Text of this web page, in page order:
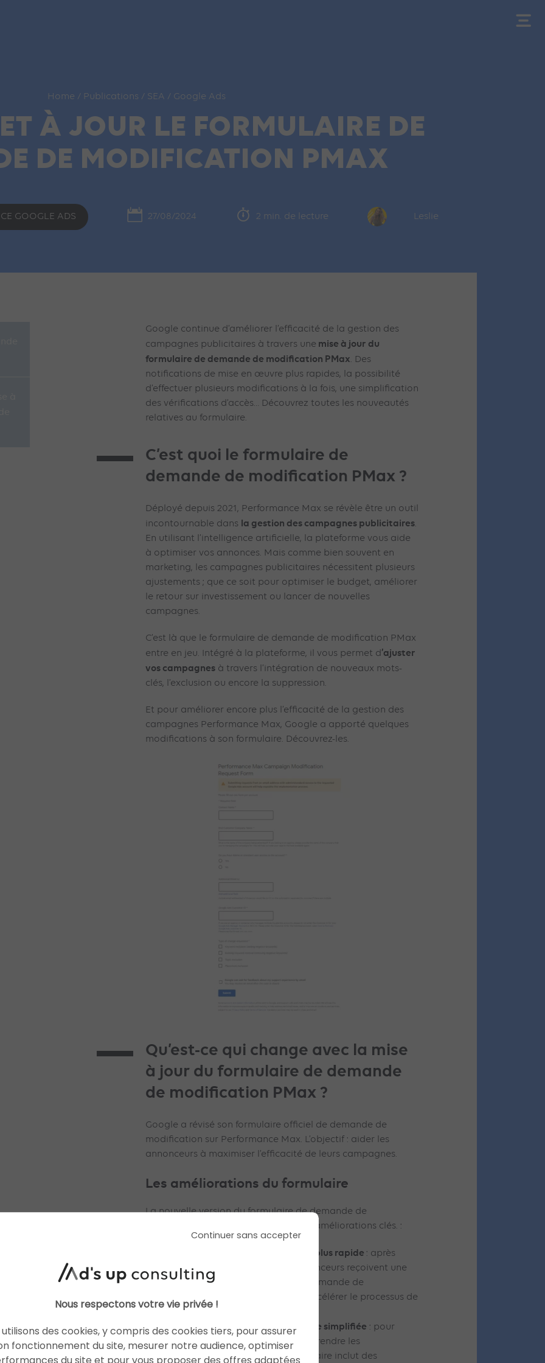
Home / Publications / SEA / Google Ads
À JOUR LE FORMULAIRE DE
DE MODIFICATION PMAX
GOOGLE ADS 27/08/2024 2 min. de lecture Leslie
Google continue d’améliorer l’efficacité de la gestion des
campagnes publicitaires à travers une mise à jour du
formulaire de demande de modification PMax. Des
notifications de mise en œuvre plus rapides, la possibilité
d’effectuer plusieurs modifications à la fois, une simplification
des vérifications d’accès… Découvrez toutes les nouveautés
relatives au formulaire.
C’est quoi le formulaire de
demande de modification PMax ?
Déployé depuis 2021, Performance Max se révèle être un outil
incontournable dans la gestion des campagnes publicitaires.
En utilisant l’intelligence artificielle, la plateforme vous aide
à optimiser vos annonces. Mais comme bien souvent en
marketing, les campagnes publicitaires nécessitent plusieurs
ajustements ; que ce soit pour optimiser le budget, améliorer
le retour sur investissement ou lancer de nouvelles
campagnes.
C’est là que le formulaire de demande de modification PMax
entre en jeu. Intégré à la plateforme, il vous permet d’ajuster
vos campagnes à travers l’intégration de nouveaux mots-
clés, l’exclusion ou encore la suppression.
Et pour améliorer encore plus l’efficacité de la gestion des
campagnes Performance Max, Google a apporté quelques
modifications à son formulaire. Découvrez-les.
Qu’est-ce qui change avec la mise
à jour du formulaire de demande
de modification PMax ?
Google a révisé son formulaire officiel de demande de
modification sur Performance Max. L’objectif : aider les
annonceurs à maximiser l’efficacité de leurs campagnes.
Les améliorations du formulaire
La nouvelle version du formulaire de demande de
modification PMax contient plusieurs améliorations clés. :
Une notification de mise en œuvre plus rapide : après
avoir rempli le formulaire, les annonceurs reçoivent une
notification les informant que la demande de
modifications peut contribuer à accélérer le processus de
mise en œuvre.
La vérification de l’accès au compte simplifiée : pour
aider les utilisateurs à mieux comprendre les
autorisations de compte, le formulaire inclut des
Continuer sans accepter
Nous respectons votre vie privée !
utilisons des cookies, y compris des cookies tiers, pour assurer
fonctionnement du site, mesurer notre audience, optimiser